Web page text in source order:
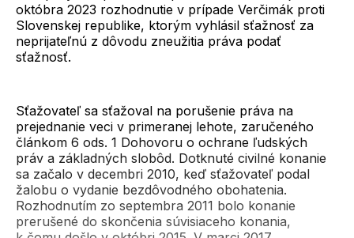
októbra 2023 rozhodnutie v prípade Verčimák proti
Slovenskej republike, ktorým vyhlásil sťažnosť za
neprijateľnú z dôvodu zneužitia práva podať
sťažnosť.
Sťažovateľ sa sťažoval na porušenie práva na
prejednanie veci v primeranej lehote, zaručeného
článkom 6 ods. 1 Dohovoru o ochrane ľudských
práv a základných slobôd. Dotknuté civilné konanie
sa začalo v decembri 2010, keď sťažovateľ podal
žalobu o vydanie bezdôvodného obohatenia.
Rozhodnutím zo septembra 2011 bolo konanie
prerušené do skončenia súvisiaceho konania,